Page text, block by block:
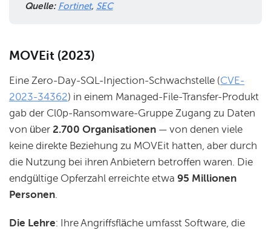
Quelle: Fortinet, SEC
MOVEit (2023)
Eine Zero-Day-SQL-Injection-Schwachstelle (CVE-
2023-34362) in einem Managed-File-Transfer-Produkt
gab der Cl0p-Ransomware-Gruppe Zugang zu Daten
von über 2.700 Organisationen — von denen viele
keine direkte Beziehung zu MOVEit hatten, aber durch
die Nutzung bei ihren Anbietern betroffen waren. Die
endgültige Opferzahl erreichte etwa 95 Millionen
Personen.
Die Lehre: Ihre Angriffsfläche umfasst Software, die